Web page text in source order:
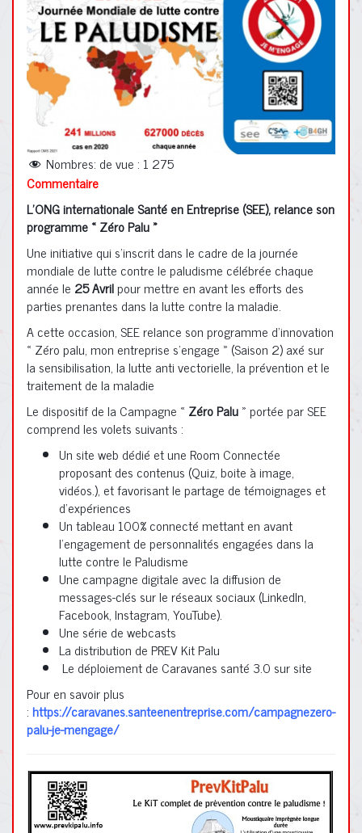
Nombres: de vue : 1 275
Commentaire
L’ONG internationaleSanté en Entreprise (SEE), relance son
programme « Zéro Palu »
Une initiative qui s’inscrit dans le cadre de la journée
mondiale de lutte contre le paludisme célébrée chaque
année le 25 Avrilpour mettre en avant les efforts des
parties prenantes dans la lutte contre la maladie.
A cette occasion, SEE relance son programme d’innovation
« Zéro palu, mon entreprise s’engage » (Saison 2) axé sur
la sensibilisation, la lutte anti vectorielle, la prévention et le
traitement de la maladie
Le dispositif de la Campagne « Zéro Palu» portée par SEE
comprend les volets suivants :
Un site web dédié et une Room Connectée
proposant des contenus (Quiz, boite à image,
vidéos.), et favorisant le partage de témoignages et
d’expériences
Un tableau 100% connecté mettant en avant
l’engagement de personnalités engagées dans la
lutte contre le Paludisme
Une campagne digitale avec la diffusion de
messages-clés sur le réseaux sociaux (LinkedIn,
Facebook, Instagram, YouTube).
Une série de webcasts
⁠La distribution de PREV Kit Palu
Le déploiement de Caravanes santé 3.0 sur site
Pour en savoir plus
: https://caravanes.santeenentreprise.com/campagnezero-
palu-je-mengage/